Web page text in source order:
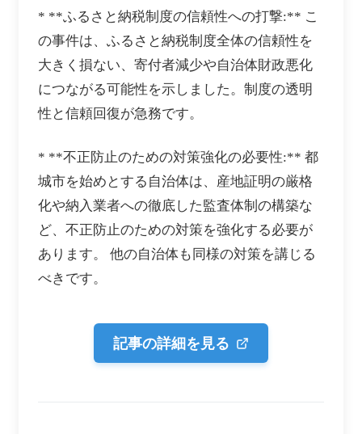
* **ふるさと納税制度の信頼性への打撃:** こ
の事件は、ふるさと納税制度全体の信頼性を
大きく損ない、寄付者減少や自治体財政悪化
につながる可能性を示しました。制度の透明
性と信頼回復が急務です。
* **不正防止のための対策強化の必要性:** 都
城市を始めとする自治体は、産地証明の厳格
化や納入業者への徹底した監査体制の構築な
ど、不正防止のための対策を強化する必要が
あります。 他の自治体も同様の対策を講じる
べきです。
記事の詳細を見る